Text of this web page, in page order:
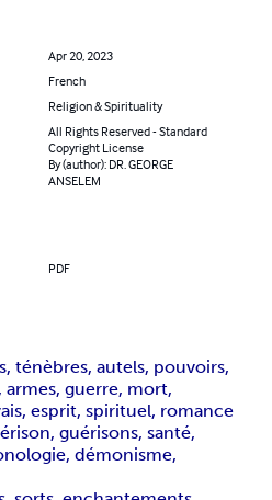
Apr 20, 2023
French
Religion & Spirituality
All Rights Reserved - Standard
Copyright License
By (author): DR. GEORGE
ANSELEM
PDF
ténèbres, autels, pouvoirs,
armes, guerre, mort,
esprit, spirituel, romance
guérisons, santé,
démonisme,